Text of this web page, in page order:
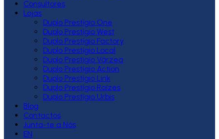
Consultores
Lojas
Duplo Prestígio One
Duplo Prestígio West
Duplo Prestígio Factory
Duplo Prestígio Local
Duplo Prestígio Várzea
Duplo Prestígio Action
Duplo Prestígio Link
Duplo Prestígio Raízes
Duplo Prestígio Urbis
Blog
Contactos
Junta-te a Nós
EN